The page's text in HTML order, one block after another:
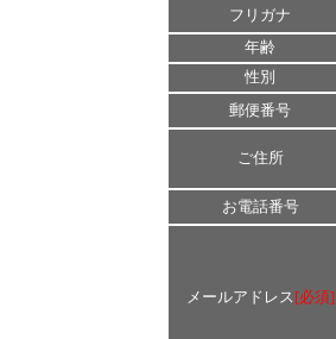
フリガナ
年齢
性別
郵便番号
ご住所
お電話番号
メールアドレス [必須]